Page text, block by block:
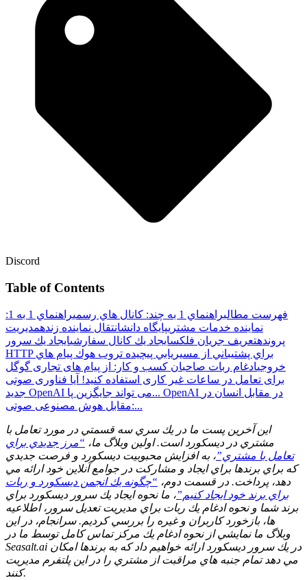
Discord
Table of Contents
فهرست مطالبراهنماي 1 به چند: كانال هاي رسمي
راهنماي 1 به 1:
نماينده خدمات مشتريپايگاه دانشانتقال نماينده زندهمديريت
پروندهتعريف جريان فلكسايجاد يك كانال سفارشيايجاد يك سرور
HTTP براي پشتيباني از مسيريابي پيچيده تر وب هوك پيام هاي
خروجيادغام ربات صاحبان کسب و کار: از پیام های تجاری گوگل
برای تعامل در ساعات غیر کاری استفاده کنید! آیا فناوری صوتی
جدید OpenAI می تواند جایگزین پا... OpenAI در مقابل انسان در
مقابل هوش مصنوعی صوتی:...
اين آخرين پست ما در يك سري سه قسمتي در مورد تعامل با
مشتري در ديسكورد است. اولين وبلاگ ما، “مرز جديدي براي
تعامل با مشتري”، به افزايش محبوبيت ديسكورد و فرصت جديدي
كه براي برندها براي ايجاد و مشاركت در جوامع آنلاين خود ارائه مي
دهد، پرداخت. در قسمت دوم، “چگونه يك انجمن ديسكورد و ربات
براي برند خود ايجاد كنيم”، ما نحوه ايجاد يك سرور ديسكورد براي
برند شما و نحوه ادغام يك ربات براي مديريت تعديل سرور، اطلاعيه
ها، بازخورد كاربران و غيره را بررسي كرديم. سرانجام، در اين
وبلاگ ما نمايشي از نحوه ادغام يك مركز تماس كامل توسط ما در
Seasalt.ai در يك سرور ديسكورد ارائه خواهيم داد كه به برندها امكان
مي دهد تمام جنبه هاي مراقبت از مشتري را در اين پلتفرم مديريت
كنند.